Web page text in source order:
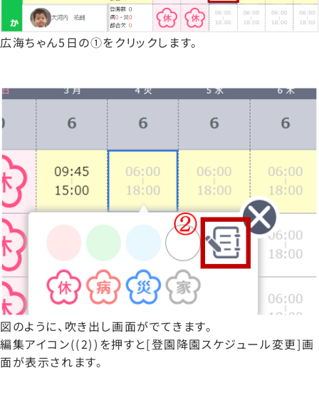
広海ちゃん5日の①をクリックします。
図のように、吹き出し画面がでてきます。
編集アイコン((2))を押すと[登園降園スケジュール変更]画
面が表示されます。